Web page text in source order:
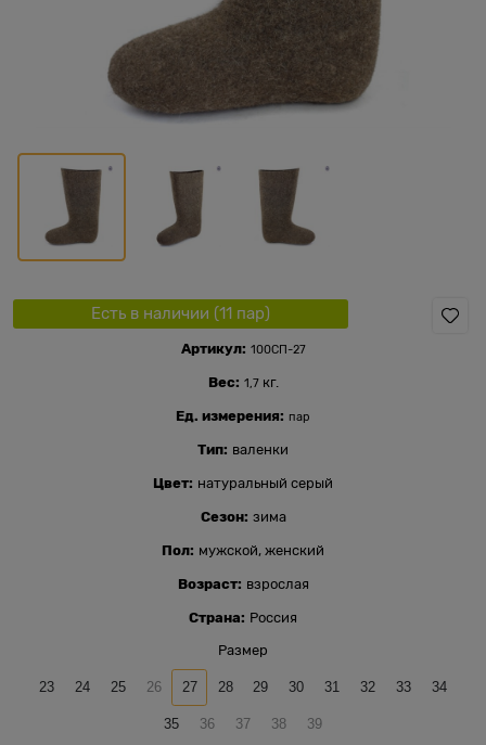
Есть в наличии (11 пар)
Артикул: 100СП-27
Вес: 1,7кг.
Ед. измерения: пар
Тип: валенки
Цвет: натуральный серый
Сезон: зима
Пол: мужской, женский
Возраст: взрослая
Страна: Россия
Размер
23 24 25 26 27 28 29 30 31 32 33 34
35 36 37 38 39